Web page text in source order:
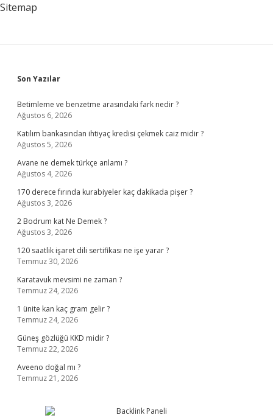
Sitemap
Sidebar
Son Yazılar
Betimleme ve benzetme arasındaki fark nedir ?
Ağustos 6, 2026
Katılım bankasından ihtiyaç kredisi çekmek caiz midir ?
Ağustos 5, 2026
Avane ne demek türkçe anlamı ?
Ağustos 4, 2026
170 derece fırında kurabiyeler kaç dakikada pişer ?
Ağustos 3, 2026
2 Bodrum kat Ne Demek ?
Ağustos 3, 2026
120 saatlik işaret dili sertifikası ne işe yarar ?
Temmuz 30, 2026
Karatavuk mevsimi ne zaman ?
Temmuz 24, 2026
1 ünite kan kaç gram gelir ?
Temmuz 24, 2026
Güneş gözlüğü KKD midir ?
Temmuz 22, 2026
Aveeno doğal mı ?
Temmuz 21, 2026